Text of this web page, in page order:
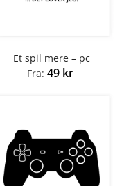
Et spil mere – pc
Fra: 49 kr